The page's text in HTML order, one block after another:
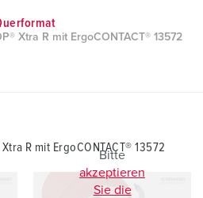
Xtra R mit ErgoCONTACT® 13572
R mit ErgoCONTACT® 13572
Bitte
akzeptieren
Sie die